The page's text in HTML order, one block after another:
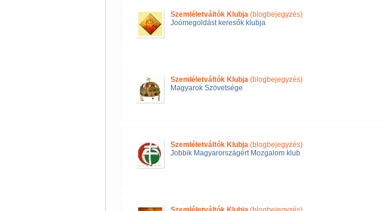
Szemléletváltók Klubja(blogbejegyzés)
Joómegoldást keresők klubja
Szemléletváltók Klubja(blogbejegyzés)
Magyarok Szövetsége
Szemléletváltók Klubja(blogbejegyzés)
Jobbik Magyarországért Mozgalom klub